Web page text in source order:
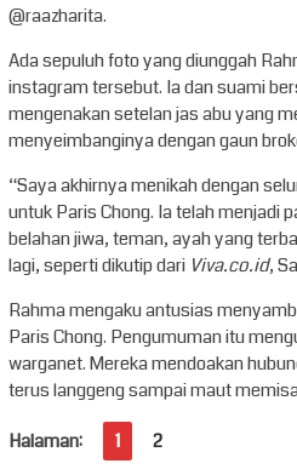
@raazharita.
Ada sepuluh foto yang diunggah
instagram tersebut. Ia dan suami
mengenakan setelan jas abu yang
menyeimbanginya dengan gaun
“Saya akhirnya menikah dengan
untuk Paris Chong. Ia telah menjadi
belahan jiwa, teman, ayah yang
lagi, seperti dikutip dari Viva.co.id,
Rahma mengaku antusias
Paris Chong. Pengumuman itu
warganet. Mereka mendoakan
terus langgeng sampai maut
Halaman:
1 2